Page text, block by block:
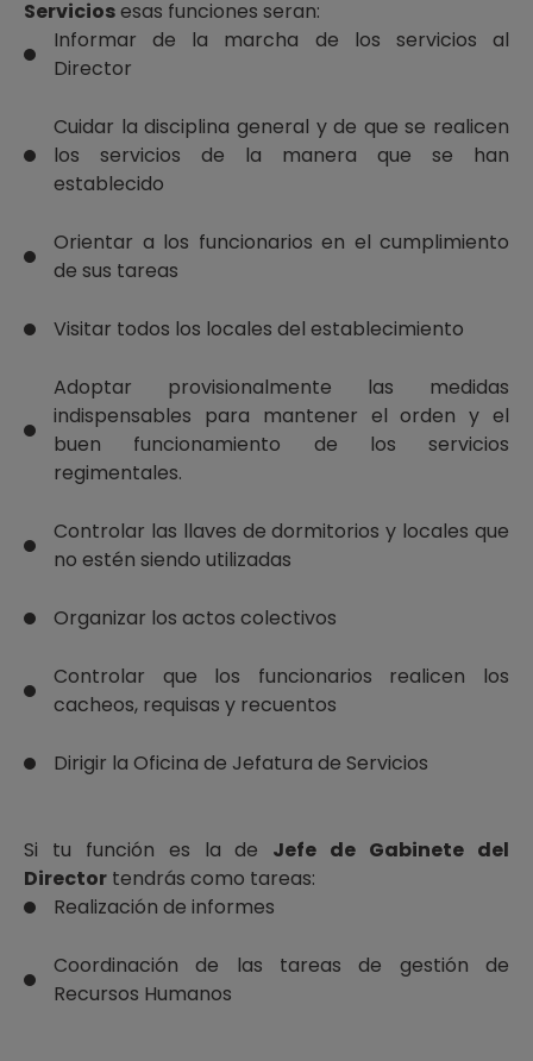
Serviciosesas funciones seran:
Informar de la marcha de los servicios al
Director
Cuidar la disciplina general y de que se realicen
los servicios de la manera que se han
establecido
Orientar a los funcionarios en el cumplimiento
de sus tareas
Visitar todos los locales del establecimiento
Adoptar provisionalmente las medidas
indispensables para mantener el orden y el
buen funcionamiento de los servicios
regimentales.
Controlar las llaves de dormitorios y locales que
no estén siendo utilizadas
Organizar los actos colectivos
Controlar que los funcionarios realicen los
cacheos, requisas y recuentos
Dirigir la Oficina de Jefatura de Servicios
Si tu función es la de Jefe de Gabinete del
Director tendrás como tareas:
Realización de informes
Coordinación de las tareas de gestión de
Recursos Humanos